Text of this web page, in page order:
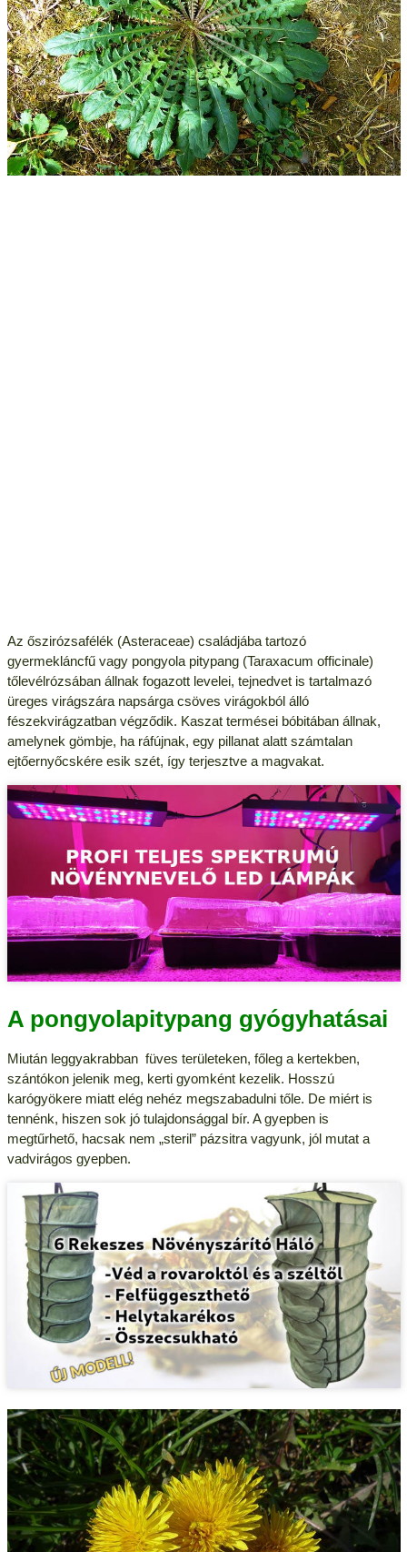
Az őszirózsafélék (Asteraceae) családjába tartozó
gyermekláncfű vagy pongyola pitypang (Taraxacum officinale)
tőlevélrózsában állnak fogazott levelei, tejnedvet is tartalmazó
üreges virágszára napsárga csöves virágokból álló
fészekvirágzatban végződik. Kaszat termései bóbitában állnak,
amelynek gömbje, ha ráfújnak, egy pillanat alatt számtalan
ejtőernyőcskére esik szét, így terjesztve a magvakat.
A pongyolapitypang gyógyhatásai
Miután leggyakrabban füves területeken, főleg a kertekben,
szántókon jelenik meg, kerti gyomként kezelik. Hosszú
karógyökere miatt elég nehéz megszabadulni tőle. De miért is
tennénk, hiszen sok jó tulajdonsággal bír. A gyepben is
megtűrhető, hacsak nem „steril” pázsitra vagyunk, jól mutat a
vadvirágos gyepben.